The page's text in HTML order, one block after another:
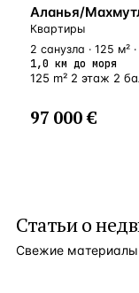
БЛИЗКО К МОРЮ
Аланья/
Квартиры
2 санузла · 125 м²
1,0 км до моря
125 m² 2 этаж 2
97 000 €
Статьи о
Свежие